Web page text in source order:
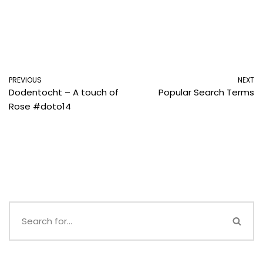
PREVIOUS
Dodentocht – A touch of
Rose #doto14
NEXT
Popular Search Terms